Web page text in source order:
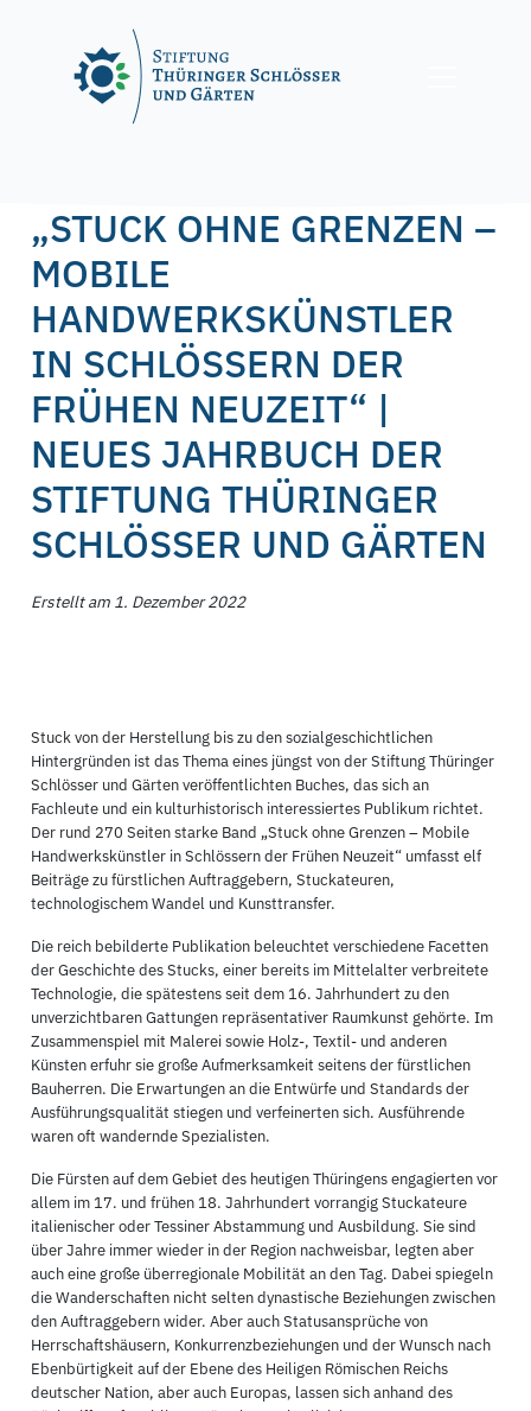
„STUCK OHNE GRENZEN –
MOBILE
HANDWERKSKÜNSTLER
IN SCHLÖSSERN DER
FRÜHEN NEUZEIT“ |
NEUES JAHRBUCH DER
STIFTUNG THÜRINGER
SCHLÖSSER UND GÄRTEN
Erstellt am 1. Dezember 2022
Stuck von der Herstellung bis zu den sozialgeschichtlichen
Hintergründen ist das Thema eines jüngst von der Stiftung Thüringer
Schlösser und Gärten veröffentlichten Buches, das sich an
Fachleute und ein kulturhistorisch interessiertes Publikum richtet.
Der rund 270 Seiten starke Band „Stuck ohne Grenzen – Mobile
Handwerkskünstler in Schlössern der Frühen Neuzeit“ umfasst elf
Beiträge zu fürstlichen Auftraggebern, Stuckateuren,
technologischem Wandel und Kunsttransfer.
Die reich bebilderte Publikation beleuchtet verschiedene Facetten
der Geschichte des Stucks, einer bereits im Mittelalter verbreitete
Technologie, die spätestens seit dem 16. Jahrhundert zu den
unverzichtbaren Gattungen repräsentativer Raumkunst gehörte. Im
Zusammenspiel mit Malerei sowie Holz-, Textil- und anderen
Künsten erfuhr sie große Aufmerksamkeit seitens der fürstlichen
Bauherren. Die Erwartungen an die Entwürfe und Standards der
Ausführungsqualität stiegen und verfeinerten sich. Ausführende
waren oft wandernde Spezialisten.
Die Fürsten auf dem Gebiet des heutigen Thüringens engagierten vor
allem im 17. und frühen 18. Jahrhundert vorrangig Stuckateure
italienischer oder Tessiner Abstammung und Ausbildung. Sie sind
über Jahre immer wieder in der Region nachweisbar, legten aber
auch eine große überregionale Mobilität an den Tag. Dabei spiegeln
die Wanderschaften nicht selten dynastische Beziehungen zwischen
den Auftraggebern wider. Aber auch Statusansprüche von
Herrschaftshäusern, Konkurrenzbeziehungen und der Wunsch nach
Ebenbürtigkeit auf der Ebene des Heiligen Römischen Reichs
deutscher Nation, aber auch Europas, lassen sich anhand des